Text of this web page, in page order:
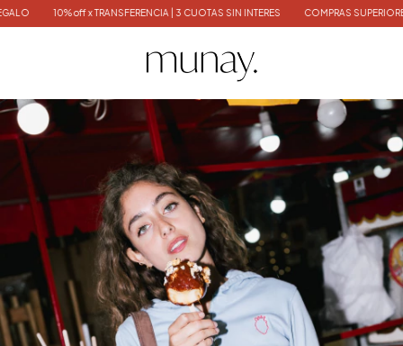
off x TRANSFERENCIA | 3 CUOTAS SIN INTERES COMPRAS SUPERIORES